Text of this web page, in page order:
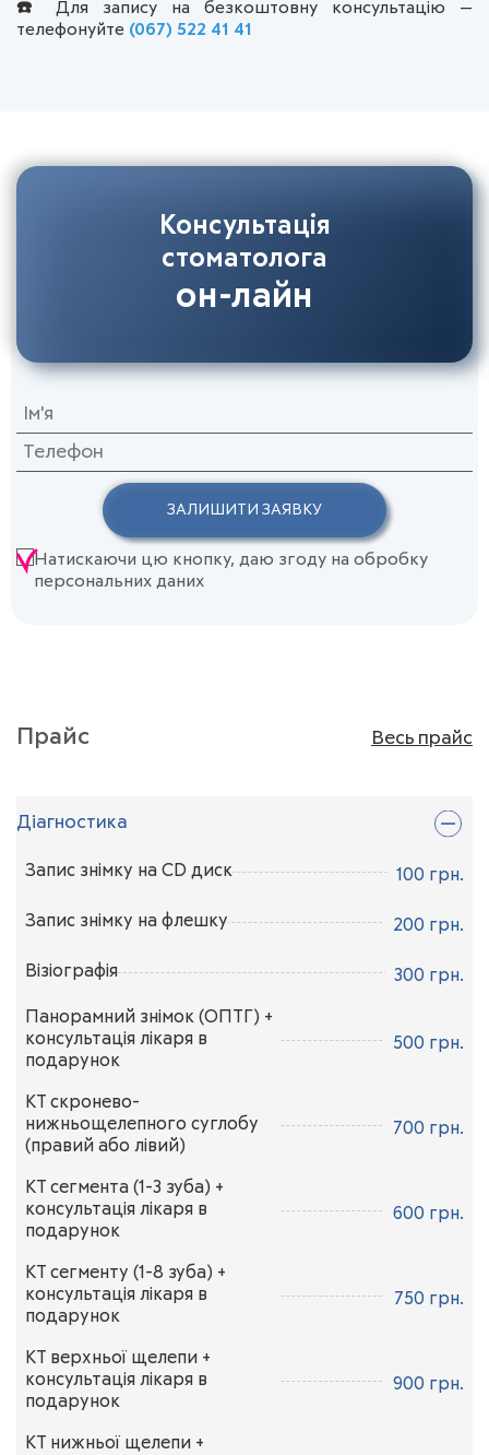
☎️ Для запису на безкоштовну консультацію —
телефонуйте (067) 522 41 41
Консультація
стоматолога
он-лайн
ЗАЛИШИТИ ЗАЯВКУ
Натискаючи цю кнопку, даю згоду на обробку
персональних даних
Прайс Весь прайс
Діагностика
Запис знімку на CD диск 100 грн.
ЗАПИСАТИСЯ НА ПРИЙОМ
Запис знімку на флешку 200 грн.
ЗАПИСАТИСЯ НА ПРИЙОМ
Візіографія 300 грн.
ЗАПИСАТИСЯ НА ПРИЙОМ
Панорамний знімок (ОПТГ) +
консультація лікаря в
подарунок
500 грн.
ЗАПИСАТИСЯ НА ПРИЙОМ
КТ скронево-
нижньощелепного суглобу
(правий або лівий)
700 грн.
ЗАПИСАТИСЯ НА ПРИЙОМ
КТ сегмента (1-3 зуба) +
консультація лікаря в
подарунок
600 грн.
ЗАПИСАТИСЯ НА ПРИЙОМ
КТ сегменту (1-8 зуба) +
консультація лікаря в
подарунок
750 грн.
ЗАПИСАТИСЯ НА ПРИЙОМ
КТ верхньої щелепи +
консультація лікаря в
подарунок
900 грн.
ЗАПИСАТИСЯ НА ПРИЙОМ
КТ нижньої щелепи +